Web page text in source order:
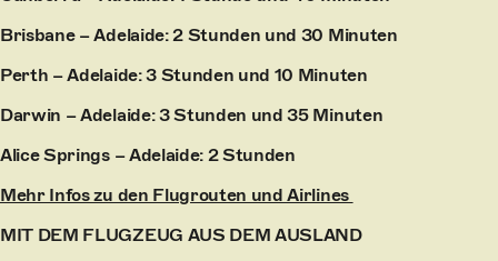
Brisbane – Adelaide: 2 Stunden und 30 Minuten
Perth – Adelaide: 3 Stunden und 10 Minuten
Darwin – Adelaide: 3 Stunden und 35 Minuten
Alice Springs – Adelaide: 2 Stunden
Mehr Infos zu den Flugrouten und Airlines
MIT DEM FLUGZEUG AUS DEM AUSLAND